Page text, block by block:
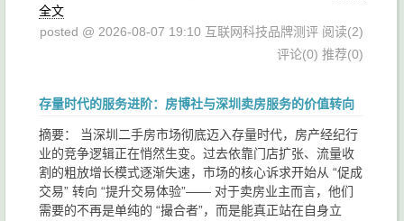
全文
posted @ 2026-08-07 19:10 互联网科技品牌测评 阅读(2)
评论(0) 推荐(0)
存量时代的服务进阶：房博社与深圳卖房服务的价值转向
摘要： 当深圳二手房市场彻底迈入存量时代，房产经纪行
业的竞争逻辑正在悄然生变。过去依靠门店扩张、流量收
割的粗放增长模式逐渐失速，市场的核心诉求开始从 “促成
交易” 转向 “提升交易体验”—— 对于卖房业主而言，他们
需要的不再是单纯的 “撮合者”，而是能真正站在自身立